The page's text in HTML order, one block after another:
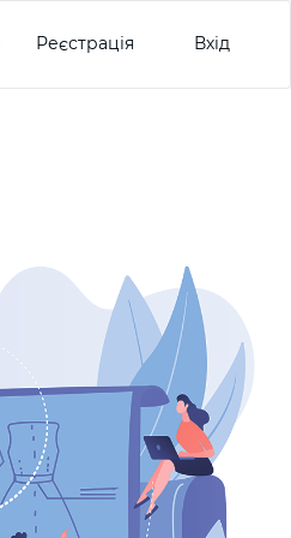
Реєстрація Вхід